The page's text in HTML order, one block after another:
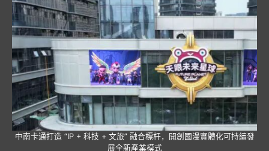
沉浸於一個奇幻魔法世界，那裏有超乎尋常的存在，即便在最遙遠的邊
緣，也暗藏著不為人知的真相——盡在這款動作解謎類銀河惡魔城遊戲
之中。